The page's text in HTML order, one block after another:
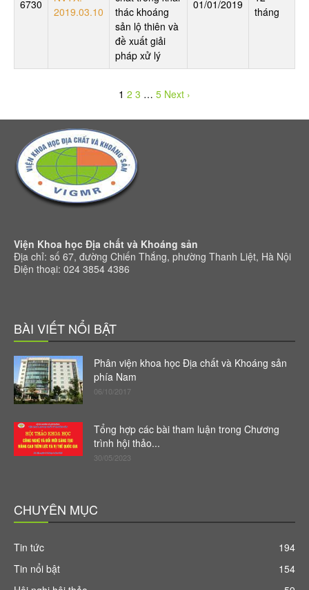
6730
2019.03.10
thác khoáng
sản lộ thiên và
đề xuất giải
pháp xử lý
01/01/2019
tháng
1 2 3 … 5 Next ›
Viện Khoa học Địa chất và Khoáng sản
Địa chỉ: số 67, đường Chiến Thắng, phường Thanh Liệt, Hà Nội
Điện thoại: 024 3854 4386
BÀI VIẾT NỔI BẬT
Phân viện khoa học Địa chất và Khoáng sản
phía Nam
06/10/2017
Tổng hợp các bài tham luận trong Chương
trình hội thảo...
30/05/2023
CHUYÊN MỤC
Tin tức
194
Tin nổi bật
154